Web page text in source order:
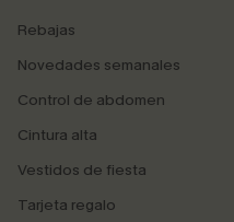
Rebajas
Novedades semanales
Control de abdomen
Cintura alta
Vestidos de fiesta
Tarjeta regalo